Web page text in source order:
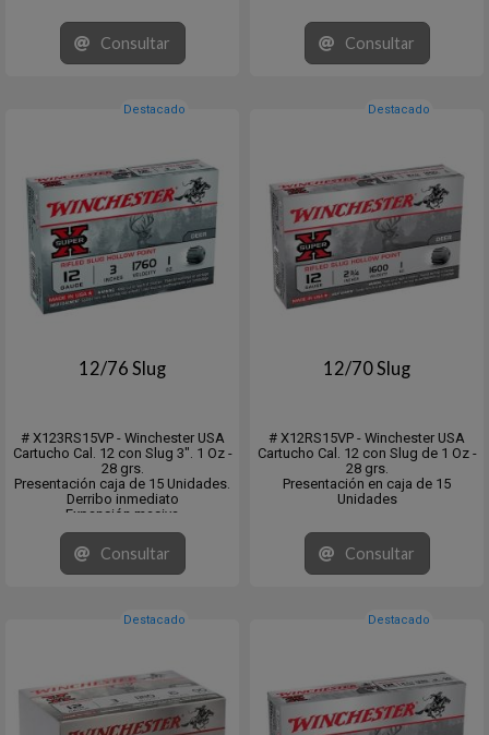
Consultar Consultar
Destacado
12/76 Slug
# X123RS15VP - Winchester USA
Cartucho Cal. 12 con Slug 3". 1 Oz -
28 grs.
Presentación caja de 15 Unidades.
Derribo inmediato
Expansión masiva
Proyectil estriado de punta hueca
para cañones de ánima lisa
Consultar
Destacado
12/70 Slug
# X12RS15VP - Winchester USA
Cartucho Cal. 12 con Slug de 1 Oz -
28 grs.
Presentación en caja de 15
Unidades
Consultar
Destacado Destacado